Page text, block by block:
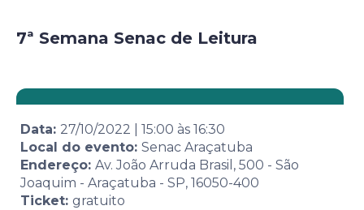
7ª Semana Senac de Leitura
Data: 27/10/2022 15:00 às 16:30
Local do evento: Senac Araçatuba
Endereço: Av. João Arruda Brasil, 500 - São
Joaquim - Araçatuba - SP, 16050-400
Ticket: gratuito